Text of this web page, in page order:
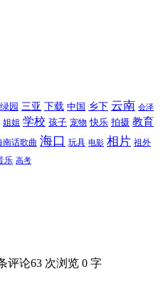
园 三亚 下载 中国 乡下 云南 会泽
姐姐 学校 孩子 宠物 快乐 拍摄 教育
南话歌曲 海口 玩具 电影 相片 祖外
乐 高考
评论63 次浏览 0 字